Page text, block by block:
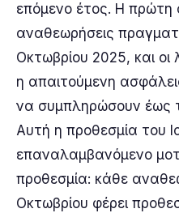
επόμενο έτος. Η πρώτη
αναθεωρήσεις
Οκτωβρίου 2025, και οι
η απαιτούμενη
να συμπληρώσουν έως
Αυτή η προθεσμία του
επαναλαμβανόμενο
προθεσμία: κάθε
Οκτωβρίου φέρει